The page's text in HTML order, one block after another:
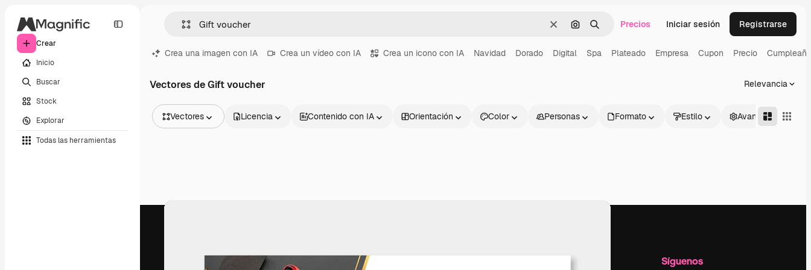
Crear
Inicio
Buscar
Stock
Explorar
Todas las herramientas
BorrarBuscar por imagen
BuscarPrecios Iniciar sesión Registrarse
Crea una imagen con IA Crea un vídeo con IA Crea un icono con IA Navidad Dorado Digital Spa Plateado Empresa Cupon Precio
Vectores de Gift voucher Relevancia
Vectores
Vídeos
Licencia Contenido con IA Orientación Color Personas Formato Estilo Avanzado
Empresa Síguenos